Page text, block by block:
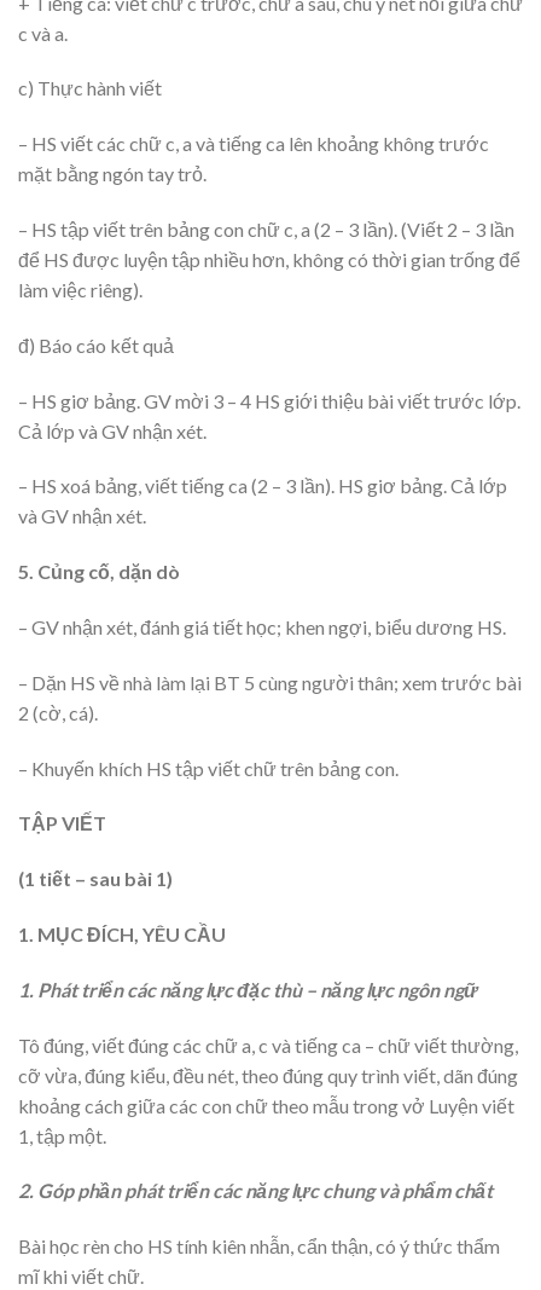
c và a.
c) Thực hành viết
– HS viết các chữ c, a và tiếng ca lên khoảng không trước
mặt bằng ngón tay trỏ.
– HS tập viết trên bảng con chữ c, a (2 – 3 lần). (Viết 2 – 3 lần
để HS được luyện tập nhiều hơn, không có thời gian trống để
làm việc riêng).
đ) Báo cáo kết quả
– HS giơ bảng. GV mời 3 – 4 HS giới thiệu bài viết trước lớp.
Cả lớp và GV nhận xét.
– HS xoá bảng, viết tiếng ca (2 – 3 lần). HS giơ bảng. Cả lớp
và GV nhận xét.
5. Củng cố, dặn dò
– GV nhận xét, đánh giá tiết học; khen ngợi, biểu dương HS.
– Dặn HS về nhà làm lại BT 5 cùng người thân; xem trước bài
2 (cờ, cá).
– Khuyến khích HS tập viết chữ trên bảng con.
TẬP VIẾT
(1 tiết – sau bài 1)
1. MỤC ĐÍCH, YÊU CẦU
1. Phát triển các năng lực đặc thù – năng lực ngôn ngữ
Tô đúng, viết đúng các chữ a, c và tiếng ca – chữ viết thường,
cỡ vừa, đúng kiểu, đều nét, theo đúng quy trình viết, dãn đúng
khoảng cách giữa các con chữ theo mẫu trong vở Luyện viết
1, tập một.
2. Góp phần phát triển các năng lực chung và phẩm chất
Bài học rèn cho HS tính kiên nhẫn, cẩn thận, có ý thức thẩm
mĩ khi viết chữ.